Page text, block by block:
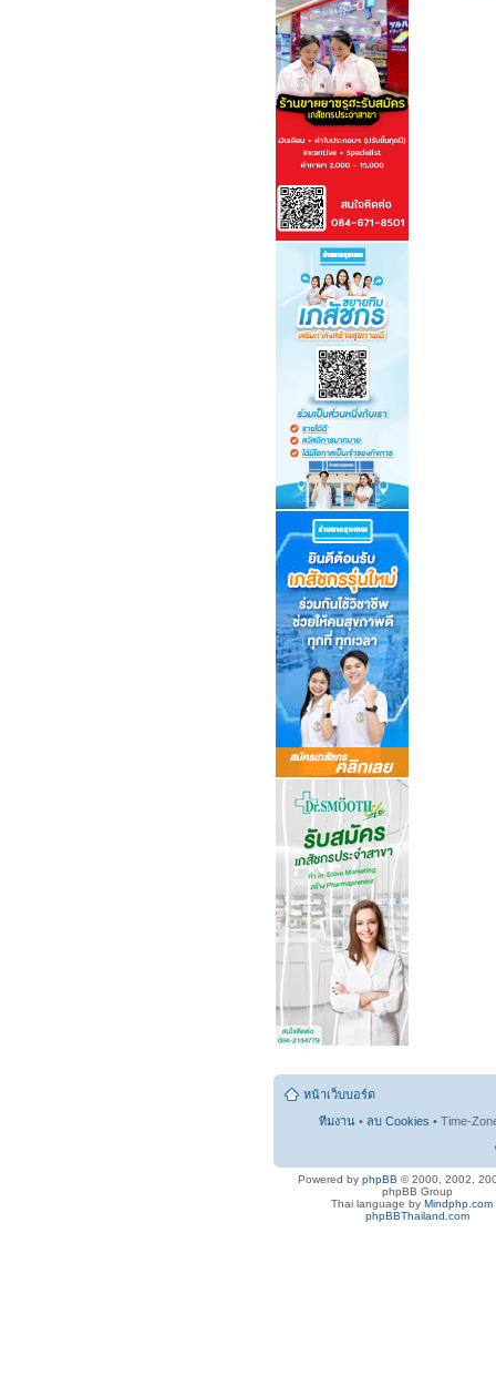
หน้าเว็บบอร์ด
ทีมงาน • ลบ Cookies • Time-
Powered by phpBB © 2000, 2002,
phpBB Group
Thai language by Mindphp.com
phpBBThailand.com